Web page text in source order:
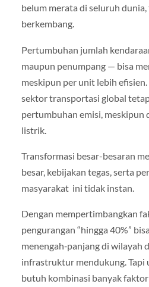
belum merata di seluruh
berkembang.
Pertumbuhan jumlah
maupun penumpang — bisa
meskipun per unit lebih
sektor transportasi global
pertumbuhan emisi, meskipun
listrik.
Transformasi besar-besaran
besar, kebijakan tegas, serta
masyarakat ini tidak instan.
Dengan mempertimbangkan
pengurangan “hingga 40%”
menengah‑panjang di wilayah
infrastruktur mendukung. Tapi
butuh kombinasi banyak